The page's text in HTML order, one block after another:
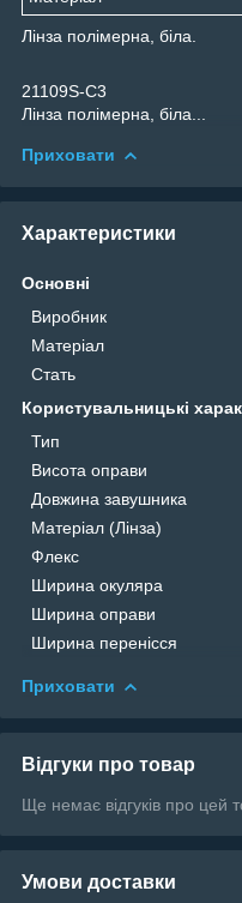
Лінза полімерна, біла.
21109S-C3
Лінза полімерна, біла...
Приховати
Характеристики
Основні
Виробник
Матеріал
Стать
Користувальницькі
Тип
Висота оправи
Довжина завушника
Матеріал (Лінза)
Флекс
Ширина окуляра
Ширина оправи
Ширина перенісся
Приховати
Відгуки про товар
Ще немає відгуків про цей
Умови доставки